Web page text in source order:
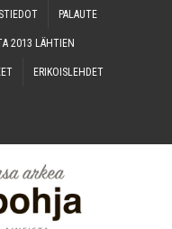
PALAU­TE
2013 LÄHTIEN
ERI­KOIS­LEH­DET